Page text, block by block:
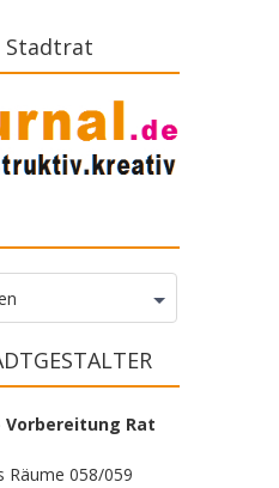
Stadtrat
Vorbereitung Rat
Räume 058/059